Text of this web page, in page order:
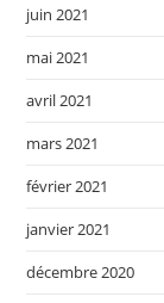
juin 2021
mai 2021
avril 2021
mars 2021
février 2021
janvier 2021
décembre 2020